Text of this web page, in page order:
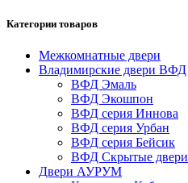
Категории товаров
Межкомнатные двери
Владимирские двери ВФД
ВФД Эмаль
ВФД Экошпон
ВФД серия Иннова
ВФД серия Урбан
ВФД серия Бейсик
ВФД Скрытые двери
Двери АУРУМ